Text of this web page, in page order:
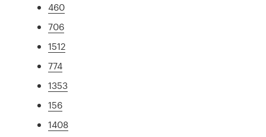
460
706
1512
774
1353
156
1408